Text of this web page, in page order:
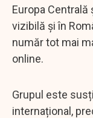
Europa
vizibilă și în
număr tot mai
online.
Grupul este
internațional,